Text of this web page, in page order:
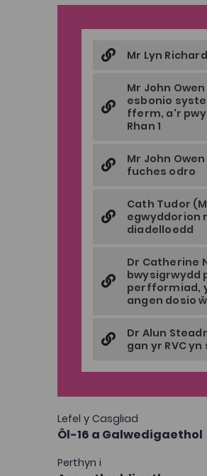
Mr Lyn
Mr John
esbonio
fferm, a'r
Rhan 1
Mr John
fuches odro
Cath Tudor
egwyddorion
diadelloedd
Dr Catherine
bwysigrwydd
perfformiad,
angen dosio
Dr Alun
gan yr RVC
Lefel y Casgliad
Ôl-16 a Galwedigaethol
Perthyn i